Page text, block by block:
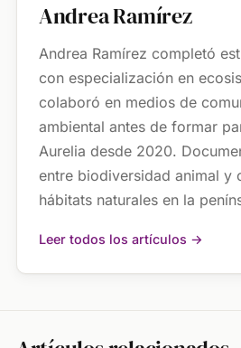
Andrea Ramírez
Andrea Ramírez completó
con especialización en
colaboró en medios de
ambiental antes de formar
Aurelia desde 2020.
entre biodiversidad animal y
hábitats naturales en la
Leer todos los artículos →